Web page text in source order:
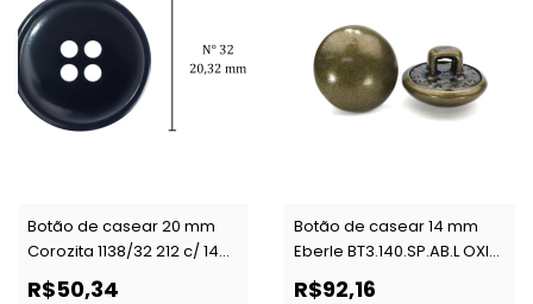
Botão de casear 20 mm
Corozita 1138/32 212 c/ 144
R$50,34
Botão de casear 14 mm
Eberle BT3.140.SP.AB.L OXI
c/ 100 un
R$92,16